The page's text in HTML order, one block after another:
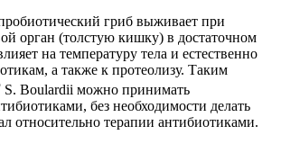
гриб выживает при
орган (толстую кишку) в достаточном
на температуру тела и естественно
а также к протеолизу. Таким
S. Boulardii можно принимать
без необходимости делать
относительно терапии антибиотиками.